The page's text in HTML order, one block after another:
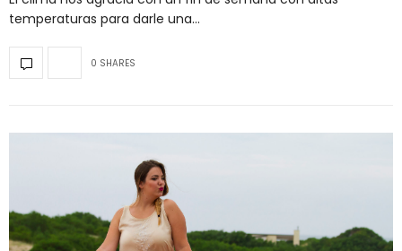
temperaturas para darle una…
0 SHARES